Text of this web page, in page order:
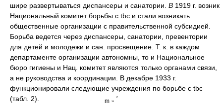
шире развертываться диспансеры и санатории. В 1919 г. возник
Национальный комитет борьбы с tbc и стали возникать
общественные организации с правительственной субсидией.
Борьба ведется через диспансеры, санатории, превентории
для детей и молодежи и сан. просвещение. Т. к. в каждом
департаменте организации автономны, то и Национальное
бюро гигиены и Нац. комитет являются только органами связи,
а не руководства и координации. В декабре 1933 г.
функционировали следующие учреждения по борьбе с tbc
(табл. 2).
m
'